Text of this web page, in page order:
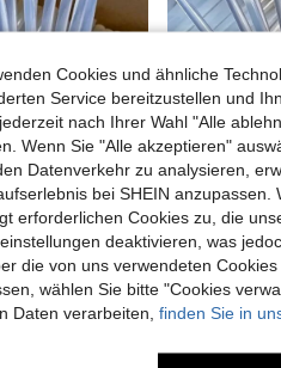
100 Stück Mini Ultra-klare Heißklebstoff-Sticks, 0,27 cm x 10 cm transparenter Heißklebstoff, glatt, geruchlos, starke Haftung, kompatibel mit den meisten Klebepistolen, geeignet für DIY, Kunst, Handwerk, Versiegelung, Holzbearbeitung, Kunststoff, Stoff, Keramik
39 übrig
4,48€
Cookies und ähnliche
Service bereitzustellen und
nach Ihrer Wahl "Alle
Wenn Sie "Alle akzeptieren"
Datenverkehr zu analysieren,
bei SHEIN
erforderlichen Cookies zu, die
deaktivieren, was
die von uns verwendeten
wählen Sie bitte "Cookies
Daten verarbeiten, finden Sie in